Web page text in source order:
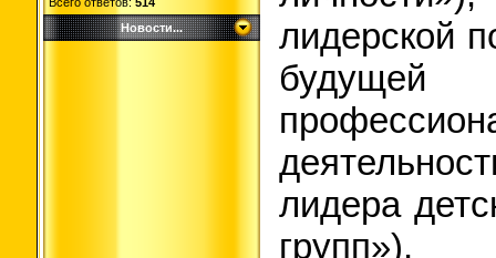
Новости...
лидерской
лидера
групп»),